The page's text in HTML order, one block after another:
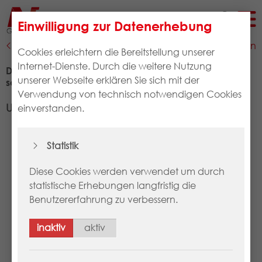
Aktuelles
zurück zur vorherigen Seite Artikel teilen
Digitales Couponing – Kundenbindung einfach,
schnell und sicher
Unser Beitrag bei der expopharm Impuls
Einwilligung zur Datenerhebung
Cookies erleichtern die Bereitstellung unserer
Internet-Dienste. Durch die weitere Nutzung
unserer Webseite erklären Sie sich mit der
Verwendung von technisch notwendigen Cookies
einverstanden.
Statistik
Diese Cookies werden verwendet um durch
statistische Erhebungen langfristig die
Benutzererfahrung zu verbessern.
inaktiv aktiv